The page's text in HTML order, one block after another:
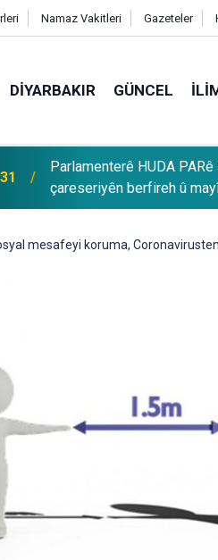
Namaz Vakitleri Gazeteler
DIYARBAKIR GÜNCEL
Weqfa Êtîman li
mesafeyi koruma,